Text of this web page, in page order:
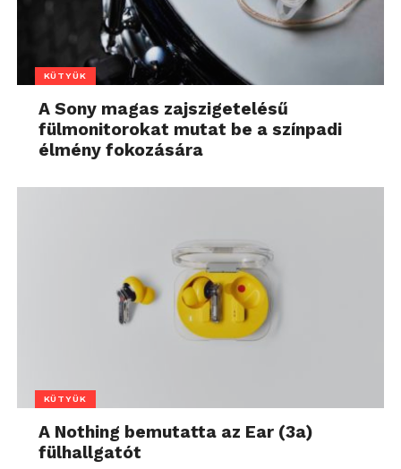
KÜTYÜK
A Sony magas zajszigetelésű
fülmonitorokat mutat be a színpadi
élmény fokozására
KÜTYÜK
A Nothing bemutatta az Ear (3a)
fülhallgatót